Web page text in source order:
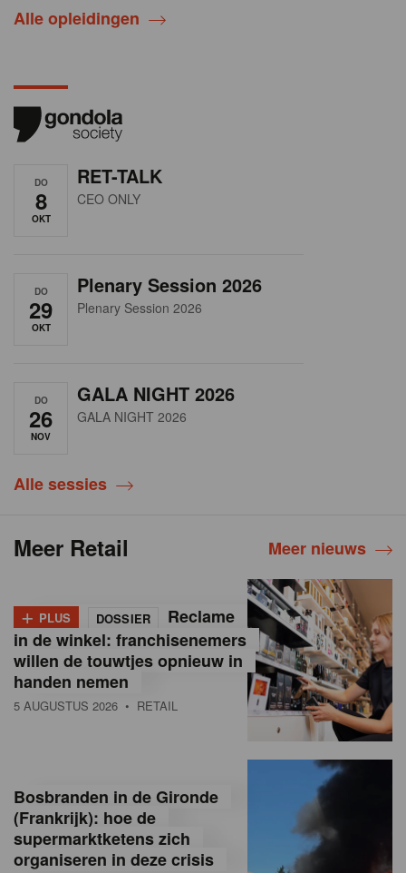
Alle opleidingen
DO
8
OKT
RET-TALK
CEO ONLY
DO
29
OKT
Plenary Session 2026
Plenary Session 2026
DO
26
NOV
GALA NIGHT 2026
GALA NIGHT 2026
Alle sessies
Meer Retail Meer nieuws
+ PLUS DOSSIER
Reclame
in de winkel: franchisenemers
willen de touwtjes opnieuw in
handen nemen
5 AUGUSTUS 2026 • RETAIL
Bosbranden in de Gironde
(Frankrijk): hoe de
supermarktketens zich
organiseren in deze crisis